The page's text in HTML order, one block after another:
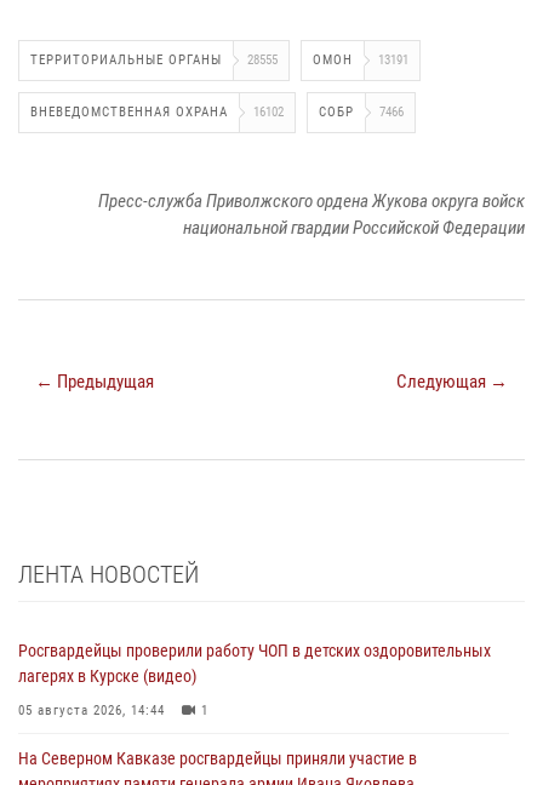
ТЕРРИТОРИАЛЬНЫЕ ОРГАНЫ 28555 ОМОН 13191
ВНЕВЕДОМСТВЕННАЯ ОХРАНА 16102 СОБР 7466
Пресс-служба Приволжского ордена Жукова округа войск
национальной гвардии Российской Федерации
← Предыдущая Следующая →
ЛЕНТА НОВОСТЕЙ
Росгвардейцы проверили работу ЧОП в детских оздоровительных
лагерях в Курске (видео)
05 августа 2026, 14:44 1
На Северном Кавказе росгвардейцы приняли участие в